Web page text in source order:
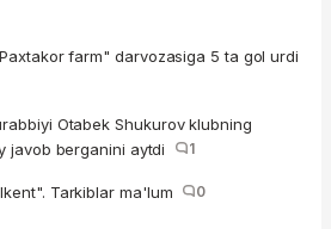
farm" darvozasiga 5 ta gol urdi
Otabek Shukurov klubning
javob berganini aytdi
1
Tarkiblar ma'lum 0